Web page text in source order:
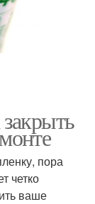
пора
четко
ваше